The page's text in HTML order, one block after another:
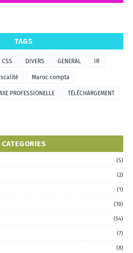
TAGS
CSS DIVERS GENERAL IR
Maroc compta
PROFESSIONELLE TÉLÉCHARGEMENT
CATEGORIES
(5)
(2)
(1)
(10)
(54)
(7)
(8)